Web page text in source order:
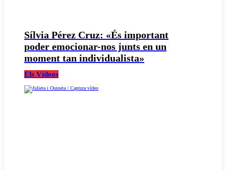
Sílvia Pérez Cruz: «És important
poder emocionar-nos junts en un
moment tan individualista»
Els Vídeos